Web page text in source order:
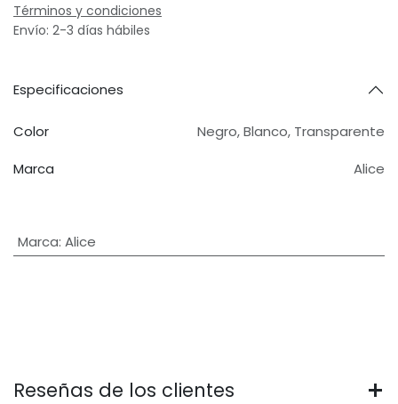
Términos y condiciones
Envío: 2-3 días hábiles
Especificaciones
Color Negro,Blanco, Transparente
Marca
Alice
Marca: Alice
Reseñas de los clientes